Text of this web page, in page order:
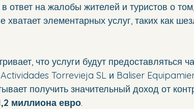
ответ на жалобы жителей и туристов о
хватает элементарных услуг, таких как
что услуги будут предоставляться
Torrevieja SL и Baliser
получить значительный доход от
миллиона евро.